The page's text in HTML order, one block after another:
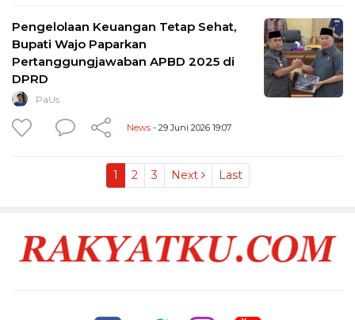
Pengelolaan Keuangan Tetap Sehat,
Bupati Wajo Paparkan
Pertanggungjawaban APBD 2025 di
DPRD
PaUs
News - 29 Juni 2026 19:07
1 2 3 Next Last